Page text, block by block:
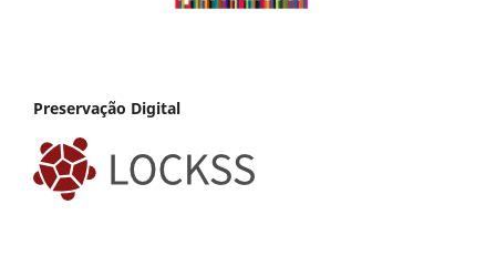
Preservação Digital